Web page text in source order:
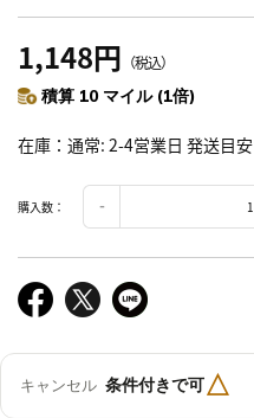
1,148円 （税込）
積算 10 マイル (1倍)
在庫 通常: 2-4営業日 発送目安
購入数：
キャンセル 条件付きで可△